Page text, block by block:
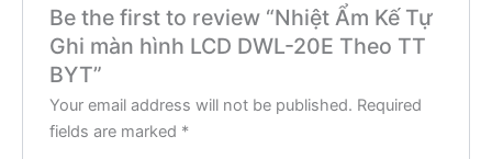
Be the first to review “Nhiệt Ẩm Kế Tự
Ghi màn hình LCD DWL-20E Theo TT
BYT”
Your email address will not be published. Required
fields are marked *